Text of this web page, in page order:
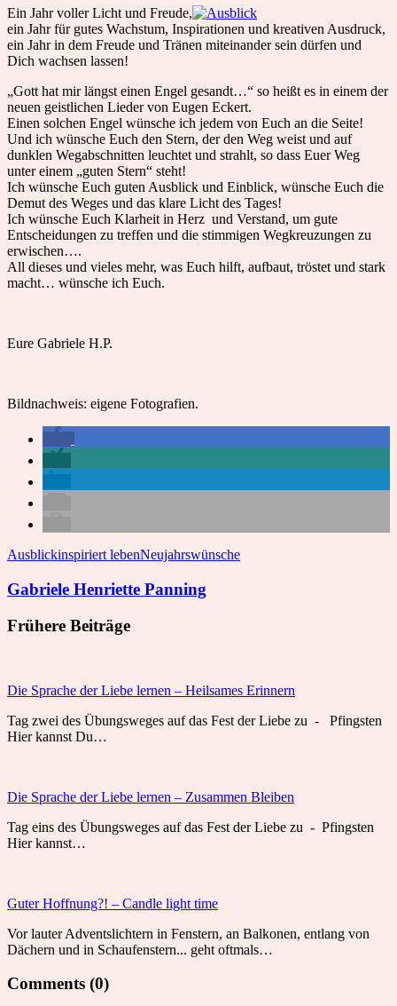
Ein Jahr voller Licht und Freude,
ein Jahr für gutes Wachstum, Inspirationen und kreativen Ausdruck,
ein Jahr in dem Freude und Tränen miteinander sein dürfen und
Dich wachsen lassen!
„Gott hat mir längst einen Engel gesandt…“ so heißt es in einem der
neuen geistlichen Lieder von Eugen Eckert.
Einen solchen Engel wünsche ich jedem von Euch an die Seite!
Und ich wünsche Euch den Stern, der den Weg weist und auf
dunklen Wegabschnitten leuchtet und strahlt, so dass Euer Weg
unter einem „guten Stern“ steht!
Ich wünsche Euch guten Ausblick und Einblick, wünsche Euch die
Demut des Weges und das klare Licht des Tages!
Ich wünsche Euch Klarheit in Herz und Verstand, um gute
Entscheidungen zu treffen und die stimmigen Wegkreuzungen zu
erwischen….
All dieses und vieles mehr, was Euch hilft, aufbaut, tröstet und stark
macht… wünsche ich Euch.
Eure Gabriele H.P.
Bildnachweis: eigene Fotografien.
Ausblickinspiriert lebenNeujahrswünsche
Gabriele Henriette Panning
Frühere Beiträge
Die Sprache der Liebe lernen – Heilsames Erinnern
Tag zwei des Übungsweges auf das Fest der Liebe zu - Pfingsten
Hier kannst Du…
Die Sprache der Liebe lernen – Zusammen Bleiben
Tag eins des Übungsweges auf das Fest der Liebe zu - Pfingsten
Hier kannst…
Guter Hoffnung?! – Candle light time
Vor lauter Adventslichtern in Fenstern, an Balkonen, entlang von
Dächern und in Schaufenstern... geht oftmals…
Comments (0)